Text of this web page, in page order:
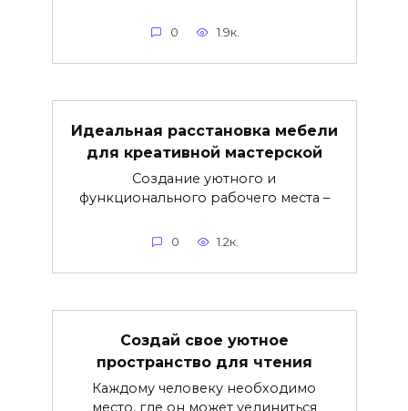
0 1.9к.
Идеальная расстановка мебели
для креативной мастерской
Создание уютного и
функционального рабочего места –
0 1.2к.
Создай свое уютное
пространство для чтения
Каждому человеку необходимо
место, где он может уединиться